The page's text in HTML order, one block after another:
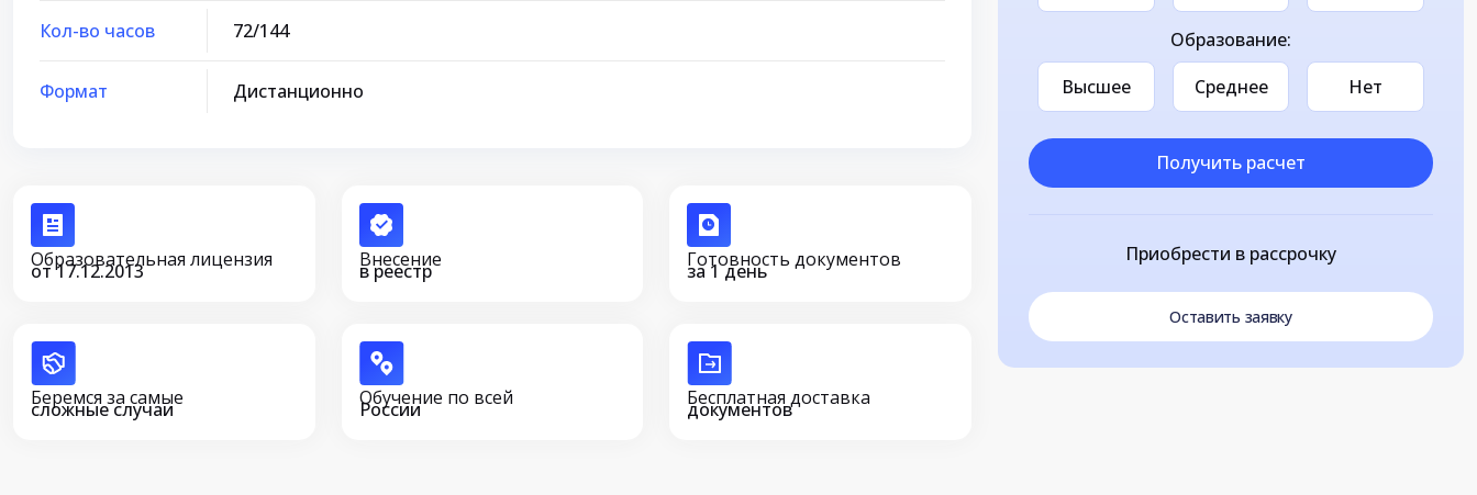
Кол-во часов 72/144
Формат Дистанционно
Образовательная лицензия
от 17.12.2013 Внесение
в реестр Готовность документов
за 1 день
Беремся за самые
сложные случаи Обучение по всей
России Бесплатная доставка
документов
Образование:
Высшее
Среднее Нет
Получить расчет
Приобрести в рассрочку
Оставить заявку